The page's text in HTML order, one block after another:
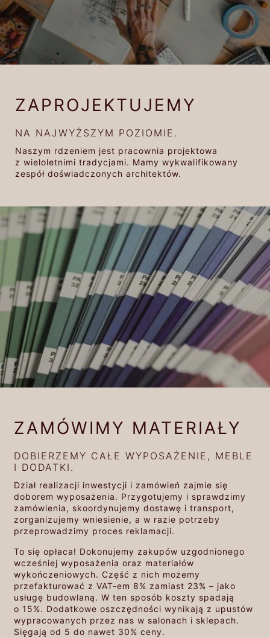
ZAPROJEKTUJEMY
NA NAJWYŻSZYM POZIOMIE.
Naszym rdzeniem jest pracownia projektowa
z wieloletnimi tradycjami. Mamy wykwalifikowany
zespół doświadczonych architektów.
ZAMÓWIMY MATERIAŁY
DOBIERZEMY CAŁE WYPOSAŻENIE, MEBLE
I DODATKI.
Dział realizacji inwestycji i zamówień zajmie się
doborem wyposażenia. Przygotujemy i sprawdzimy
zamówienia, skoordynujemy dostawę i transport,
zorganizujemy wniesienie, a w razie potrzeby
przeprowadzimy proces reklamacji.
To się opłaca! Dokonujemy zakupów uzgodnionego
wcześniej wyposażenia oraz materiałów
wykończeniowych. Część z nich możemy
przefakturować z VAT-em 8% zamiast 23% – jako
usługę budowlaną. W ten sposób koszty spadają
o 15%. Dodatkowe oszczędności wynikają z upustów
wypracowanych przez nas w salonach i sklepach.
Sięgają od 5 do nawet 30% ceny.